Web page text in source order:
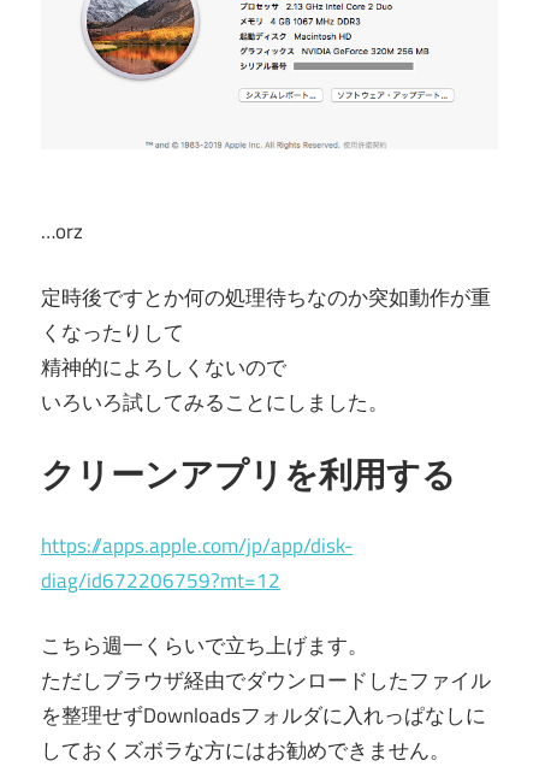
…orz
定時後ですとか何の処理待ちなのか突如動作が重
くなったりして
精神的によろしくないので
いろいろ試してみることにしました。
クリーンアプリを利用する
https://apps.apple.com/jp/app/disk-
diag/id672206759?mt=12
こちら週一くらいで立ち上げます。
ただしブラウザ経由でダウンロードしたファイル
を整理せずDownloadsフォルダに入れっぱなしに
しておくズボラな方にはお勧めできません。